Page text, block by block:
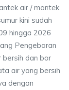
air / mantek
kini sudah
hingga 2026
Pengeboran
bersih dan bor
air yang bersih
dengan